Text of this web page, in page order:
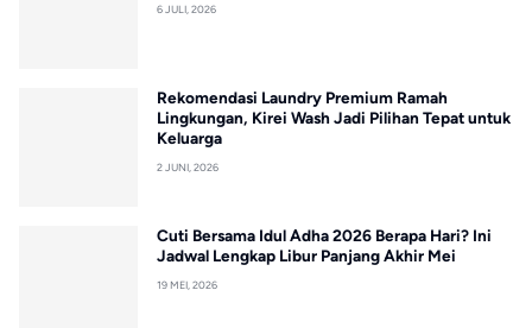
6 JULI, 2026
Rekomendasi Laundry Premium Ramah
Lingkungan, Kirei Wash Jadi Pilihan Tepat untuk
Keluarga
2 JUNI, 2026
Cuti Bersama Idul Adha 2026 Berapa Hari? Ini
Jadwal Lengkap Libur Panjang Akhir Mei
19 MEI, 2026